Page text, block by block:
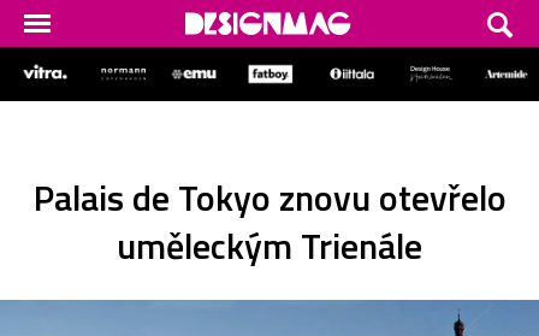
Palais de Tokyo znovu otevřelo
uměleckým Trienále